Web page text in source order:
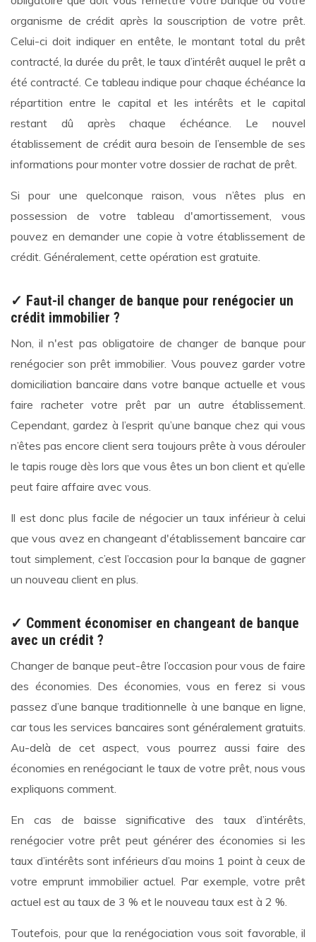
organisme de crédit après la souscription de votre prêt.
Celui-ci doit indiquer en entête, le montant total du prêt
contracté, la durée du prêt, le taux d’intérêt auquel le prêt a
été contracté. Ce tableau indique pour chaque échéance la
répartition entre le capital et les intérêts et le capital
restant dû après chaque échéance. Le nouvel
établissement de crédit aura besoin de l’ensemble de ses
informations pour monter votre dossier de rachat de prêt.
Si pour une quelconque raison, vous n’êtes plus en
possession de votre tableau d'amortissement, vous
pouvez en demander une copie à votre établissement de
crédit. Généralement, cette opération est gratuite.
✓ Faut-il changer de banque pour renégocier un
crédit immobilier ?
Non, il n'est pas obligatoire de changer de banque pour
renégocier son prêt immobilier. Vous pouvez garder votre
domiciliation bancaire dans votre banque actuelle et vous
faire racheter votre prêt par un autre établissement.
Cependant, gardez à l’esprit qu’une banque chez qui vous
n’êtes pas encore client sera toujours prête à vous dérouler
le tapis rouge dès lors que vous êtes un bon client et qu’elle
peut faire affaire avec vous.
Il est donc plus facile de négocier un taux inférieur à celui
que vous avez en changeant d'établissement bancaire car
tout simplement, c’est l’occasion pour la banque de gagner
un nouveau client en plus.
✓ Comment économiser en changeant de banque
avec un crédit ?
Changer de banque peut-être l’occasion pour vous de faire
des économies. Des économies, vous en ferez si vous
passez d’une banque traditionnelle à une banque en ligne,
car tous les services bancaires sont généralement gratuits.
Au-delà de cet aspect, vous pourrez aussi faire des
économies en renégociant le taux de votre prêt, nous vous
expliquons comment.
En cas de baisse significative des taux d’intérêts,
renégocier votre prêt peut générer des économies si les
taux d’intérêts sont inférieurs d’au moins 1 point à ceux de
votre emprunt immobilier actuel. Par exemple, votre prêt
actuel est au taux de 3 % et le nouveau taux est à 2 %.
Toutefois, pour que la renégociation vous soit favorable, il